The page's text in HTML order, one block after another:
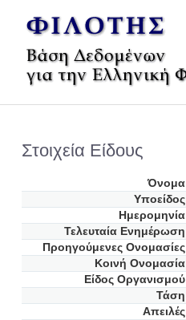
Στοιχεία Είδους
Όνομα
Υποείδος
Ημερομηνία
Τελευταία Ενημέρωση
Προηγούμενες Oνομασίες
Κοινή Ονομασία
Είδος Οργανισμού
Τάση
Απειλές